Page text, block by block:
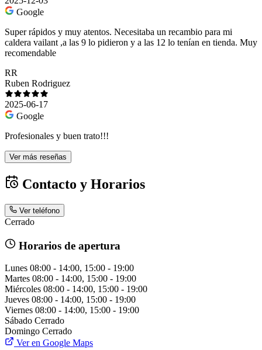
Google
Super rápidos y muy atentos. Necesitaba un recambio para mi
caldera vailant ,a las 9 lo pidieron y a las 12 lo tenían en tienda. Muy
recomendable
RR
Ruben Rodriguez
2025-06-17
Google
Profesionales y buen trato!!!
Ver más reseñas
Contacto y Horarios
Ver teléfono
Cerrado
Horarios de apertura
Lunes 08:00 - 14:00, 15:00 - 19:00
Martes 08:00 - 14:00, 15:00 - 19:00
Miércoles 08:00 - 14:00, 15:00 - 19:00
Jueves 08:00 - 14:00, 15:00 - 19:00
Viernes 08:00 - 14:00, 15:00 - 19:00
Sábado Cerrado
Domingo Cerrado
Ver en Google Maps